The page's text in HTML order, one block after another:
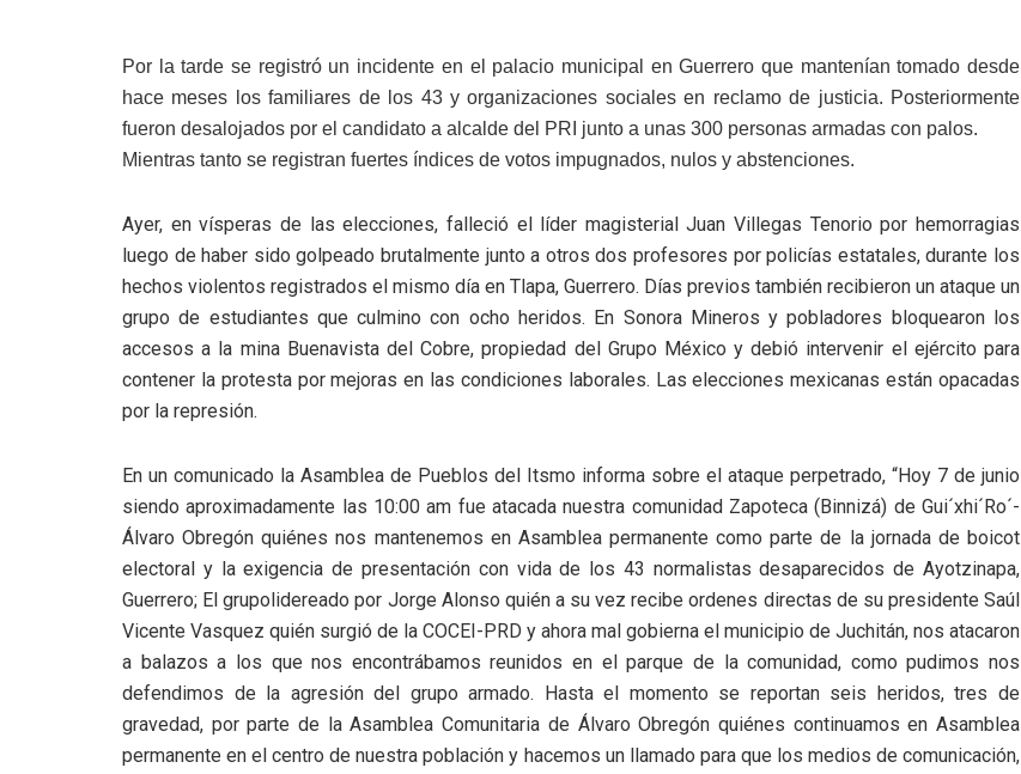
Por la tarde se registró un incidente en el palacio municipal en Guerrero que mantenían tomado desde
hace meses los familiares de los 43 y organizaciones sociales en reclamo de justicia. Posteriormente
fueron desalojados por el candidato a alcalde del PRI junto a unas 300 personas armadas con palos.
Mientras tanto se registran fuertes índices de votos impugnados, nulos y abstenciones.
Ayer, en vísperas de las elecciones, falleció el líder magisterial Juan Villegas Tenorio por hemorragias
luego de haber sido golpeado brutalmente junto a otros dos profesores por policías estatales, durante los
hechos violentos registrados el mismo día en Tlapa, Guerrero. Días previos también recibieron un ataque un
grupo de estudiantes que culmino con ocho heridos. En Sonora Mineros y pobladores bloquearon los
accesos a la mina Buenavista del Cobre, propiedad del Grupo México y debió intervenir el ejército para
contener la protesta por mejoras en las condiciones laborales. Las elecciones mexicanas están opacadas
por la represión.
En un comunicado la Asamblea de Pueblos del Itsmo informa sobre el ataque perpetrado, “Hoy 7 de junio
siendo aproximadamente las 10:00 am fue atacada nuestra comunidad Zapoteca (Binnizá) de Gui´xhi´Ro´-
Álvaro Obregón quiénes nos mantenemos en Asamblea permanente como parte de la jornada de boicot
electoral y la exigencia de presentación con vida de los 43 normalistas desaparecidos de Ayotzinapa,
Guerrero; El grupolidereado por Jorge Alonso quién a su vez recibe ordenes directas de su presidente Saúl
Vicente Vasquez quién surgió de la COCEI-PRD y ahora mal gobierna el municipio de Juchitán, nos atacaron
a balazos a los que nos encontrábamos reunidos en el parque de la comunidad, como pudimos nos
defendimos de la agresión del grupo armado. Hasta el momento se reportan seis heridos, tres de
gravedad, por parte de la Asamblea Comunitaria de Álvaro Obregón quiénes continuamos en Asamblea
permanente en el centro de nuestra población y hacemos un llamado para que los medios de comunicación,